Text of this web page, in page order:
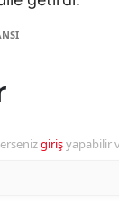
girişyapabilir